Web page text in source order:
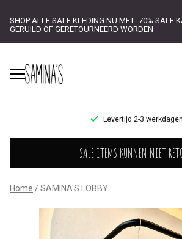
SHOP ALLE SALE KLEDING NU MET -70% SALE
GERUILD OF GERETOURNEERD WORDEN
Levertijd 2-3 werkdagen
SAMINA'S
LOBBY
Saminas
SALE ITEMS KUNNEN NIET
Home SAMINA'S LOBBY